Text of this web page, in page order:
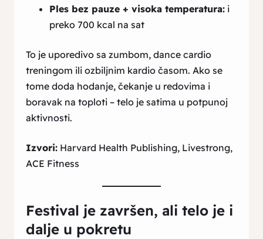
Ples bez pauze + visoka temperatura: i
preko 700 kcal na sat
To je uporedivo sa zumbom, dance cardio
treningom ili ozbiljnim kardio časom. Ako se
tome doda hodanje, čekanje u redovima i
boravak na toploti – telo je satima u potpunoj
aktivnosti.
Izvori: Harvard Health Publishing, Livestrong,
ACE Fitness
Festival je završen, ali telo je i
dalje u pokretu